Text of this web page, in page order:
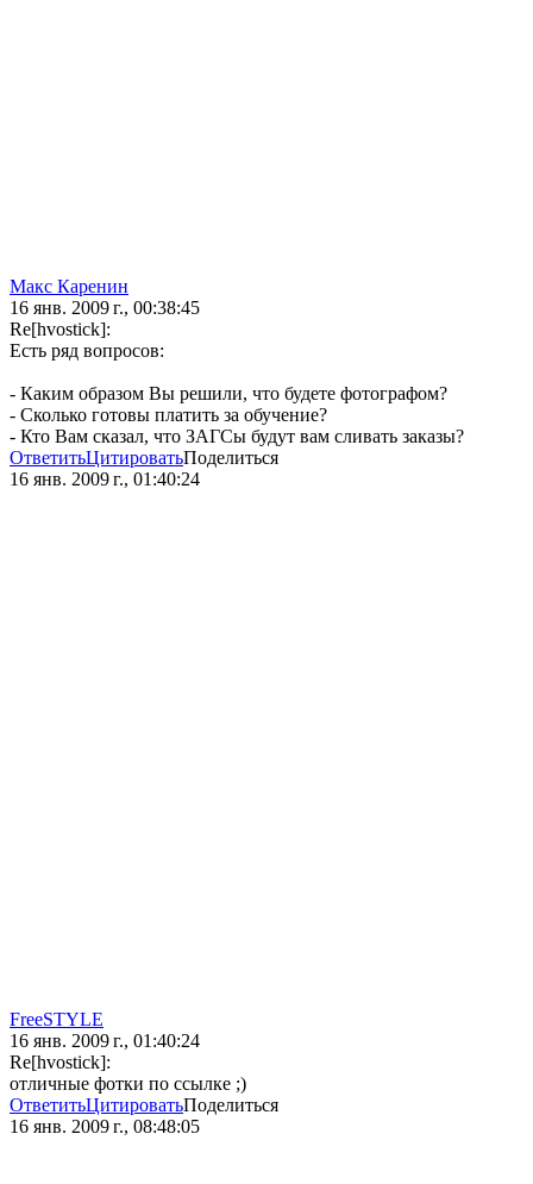
Макс Каренин
16 янв. 2009 г., 00:38:45
Re[hvostick]:
Есть ряд вопросов:
- Каким образом Вы решили, что будете фотографом?
- Сколько готовы платить за обучение?
- Кто Вам сказал, что ЗАГСы будут вам сливать заказы?
ОтветитьЦитироватьПоделиться
16 янв. 2009 г., 01:40:24
FreeSTYLE
16 янв. 2009 г., 01:40:24
Re[hvostick]:
отличные фотки по ссылке ;)
ОтветитьЦитироватьПоделиться
16 янв. 2009 г., 08:48:05